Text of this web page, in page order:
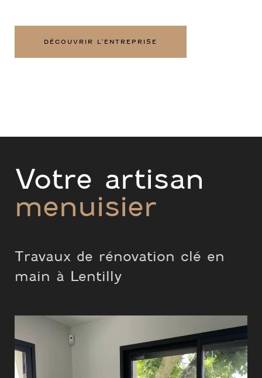
DÉCOUVRIR L'ENTREPRISE
Votre artisan
menuisier
Travaux de rénovation clé en
main à Lentilly